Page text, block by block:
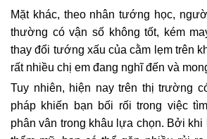
Mặt khác, theo nhân tướng học,
thường có vận số không tốt, kém
thay đổi tướng xấu của cằm lẹm trên
rất nhiều chị em đang nghĩ đến và
Tuy nhiên, hiện nay trên thị trường
pháp khiến bạn bối rối trong việc
phân vân trong khâu lựa chọn. Bởi